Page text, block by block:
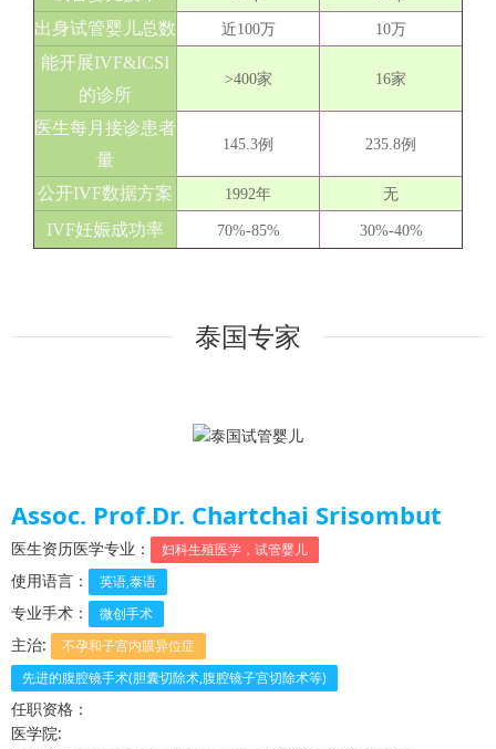
出身试管婴儿总数 近100万 10万
能开展IVF&ICSI
的诊所
>400家 16家
医生每月接诊患者
量
145.3例 235.8例
公开IVF数据方案 1992年 无
IVF妊娠成功率 70%-85% 30%-40%
泰国专家
Assoc. Prof.Dr. Chartchai Srisombut
医生资历医学专业： 妇科生殖医学，试管婴儿
使用语言： 英语,泰语
专业手术： 微创手术
主治:
不孕和子宫内膜异位症
先进的腹腔镜手术(胆囊切除术,腹腔镜子宫切除术等)
任职资格：
医学院: